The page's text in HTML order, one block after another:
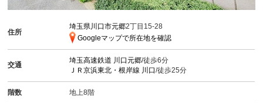
住所
埼玉県川口市元郷2丁目15-28
Googleマップで所在地を確認
交通
埼玉高速鉄道 川口元郷/徒歩6分
ＪＲ京浜東北・根岸線 川口/徒歩25分
階数 地上8階